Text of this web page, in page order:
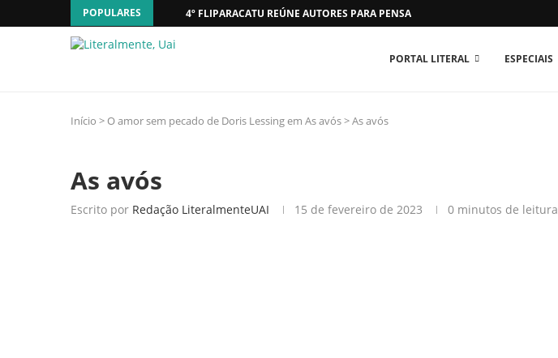
POPULARES 4º FLIPARACATU REÚNE AUTORES PARA PENSAR O MUNDO...
PORTAL LITERAL ESPECIAIS
Início > O amor sem pecado de Doris Lessing em As avós>As avós
As avós
Escrito por Redação LiteralmenteUAI 15 de fevereiro de 2023 0 minutos de leitura